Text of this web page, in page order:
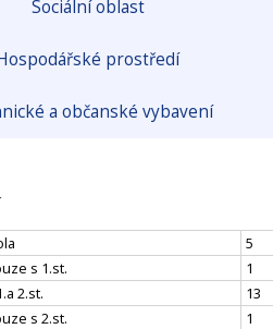
Sociální oblast
prostředí
a občanské vybavení
5
s 1.st.
1
2.st.
13
s 2.st.
1